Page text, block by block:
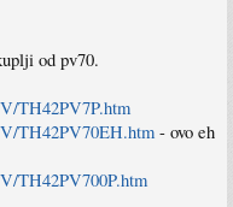
od pv70.
TH42PV7P.htm
TH42PV70EH.htm - ovo eh
TH42PV700P.htm